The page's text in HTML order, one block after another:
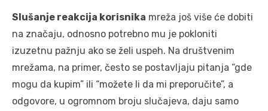
Slušanje reakcija korisnika mreža još više će dobiti
na značaju, odnosno potrebno mu je pokloniti
izuzetnu pažnju ako se želi uspeh. Na društvenim
mrežama, na primer, često se postavljaju pitanja “gde
mogu da kupim” ili “možete li da mi preporučite”, a
odgovore, u ogromnom broju slučajeva, daju samo